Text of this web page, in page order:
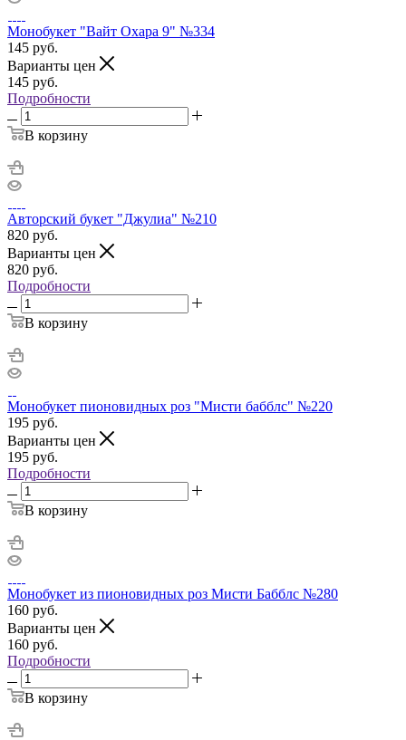
Монобукет "Вайт Охара 9" №334
145 руб.
Варианты цен
145 руб.
Подробности
В корзину
Авторский букет "Джулиа" №210
820 руб.
Варианты цен
820 руб.
Подробности
В корзину
Монобукет пионовидных роз "Мисти бабблс" №220
195 руб.
Варианты цен
195 руб.
Подробности
В корзину
Монобукет из пионовидных роз Мисти Бабблс №280
160 руб.
Варианты цен
160 руб.
Подробности
В корзину